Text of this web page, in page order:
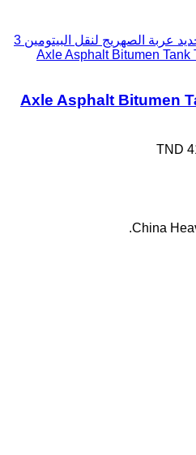
جديد عربة الصهريج لنقل البيتومين 3
Axle Asphalt Bitumen
3 Axle Asphalt Bitumen
TND
China